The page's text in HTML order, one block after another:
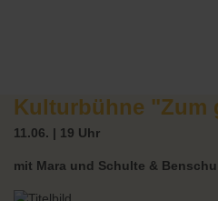
Kulturbühne "Zum
11.06. | 19 Uhr
mit Mara und Schulte & Benschu